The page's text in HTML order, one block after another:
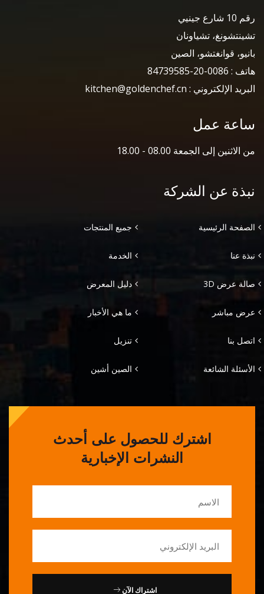
رقم 10 شارع جينيي
تشينتشونغ، تشياونان
بانيو، قوانغتشو، الصين
هاتف : 0086-20-84739585
البريد الإلكتروني : kitchen@goldenchef.cn
ساعة عمل
من الاثنين إلى الجمعة 08.00 - 18.00
نبذة عن الشركة
الصفحة الرئيسية جميع المنتجات
نبذة عنا الخدمة
صالة عرض 3D دليل المعرض
عرض مباشر ما هي الأخبار
اتصل بنا تنزيل
الأسئلة الشائعة الصين أشين
اشترك للحصول على أحدث
النشرات الإخبارية
اشتراك الآن